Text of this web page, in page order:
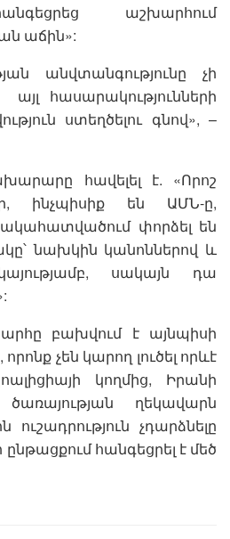
աշխարհում
աճին»:
անվտանգությունը չի
հասարակությունների
ստեղծելու գնով», –
հավելել է. «Որոշ
ինչպիսիք են ԱՄՆ-ը,
փորձել են
նախկին կանոններով և
սակայն դա
բախվում է այնպիսի
չեն կարող լուծել որևէ
կողմից, Իրանի
ղեկավարն
ուշադրություն չդարձնելը
հանգեցրել է մեծ